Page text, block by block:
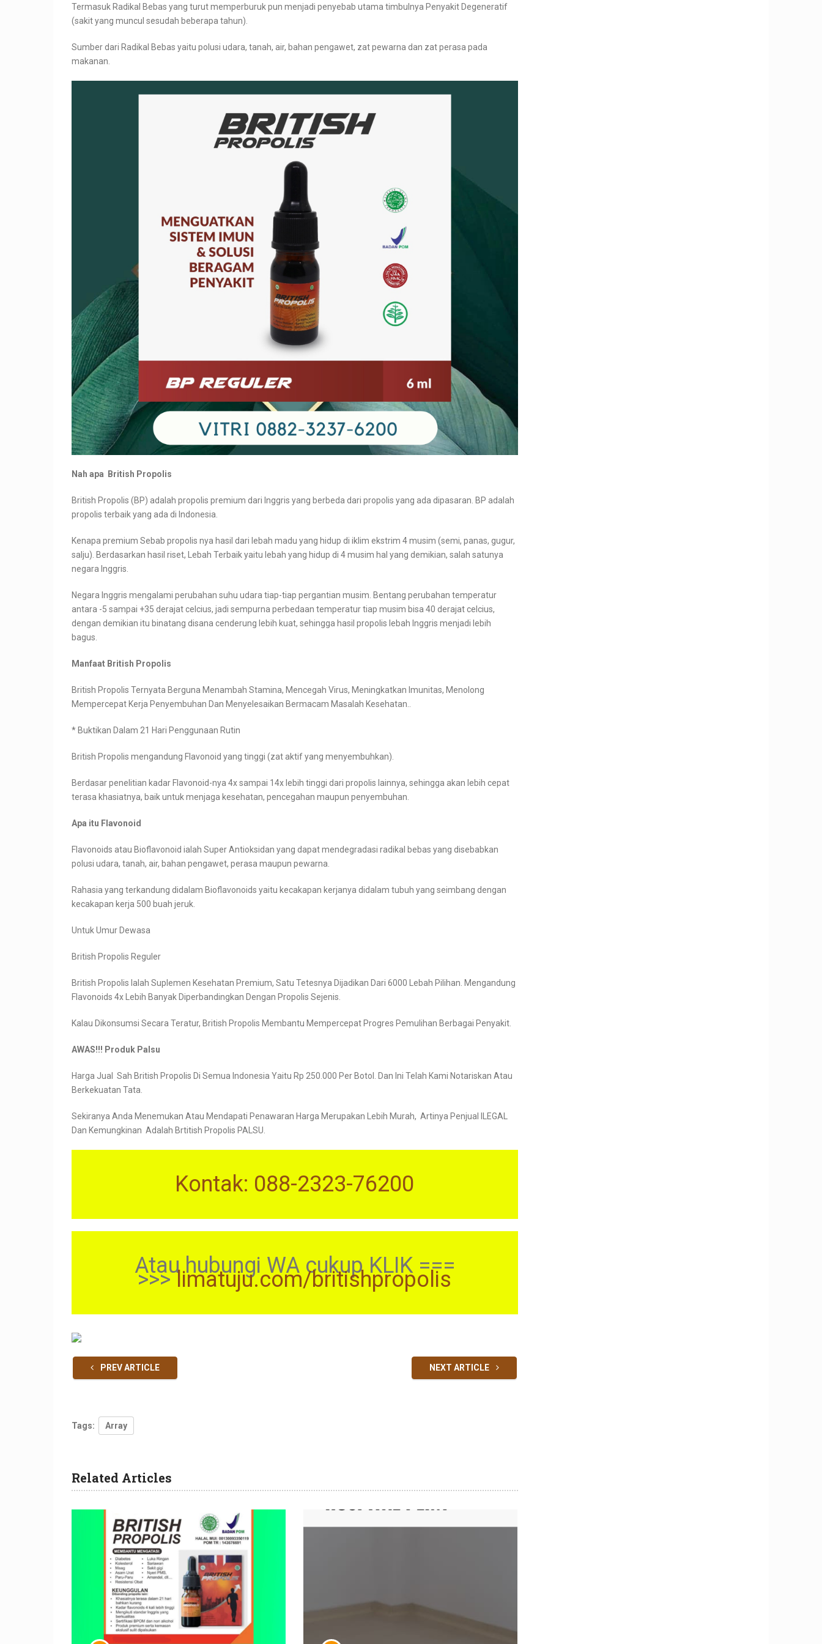
Termasuk Radikal Bebas yang turut memperburuk pun menjadi penyebab utama timbulnya Penyakit Degeneratif
(sakit yang muncul sesudah beberapa tahun).
Sumber dari Radikal Bebas yaitu polusi udara, tanah, air, bahan pengawet, zat pewarna dan zat perasa pada
makanan.
Nah apa British Propolis
British Propolis (BP) adalah propolis premium dari Inggris yang berbeda dari propolis yang ada dipasaran. BP adalah
propolis terbaik yang ada di Indonesia.
Kenapa premium Sebab propolis nya hasil dari lebah madu yang hidup di iklim ekstrim 4 musim (semi, panas, gugur,
salju). Berdasarkan hasil riset, Lebah Terbaik yaitu lebah yang hidup di 4 musim hal yang demikian, salah satunya
negara Inggris.
Negara Inggris mengalami perubahan suhu udara tiap-tiap pergantian musim. Bentang perubahan temperatur
antara -5 sampai +35 derajat celcius, jadi sempurna perbedaan temperatur tiap musim bisa 40 derajat celcius,
dengan demikian itu binatang disana cenderung lebih kuat, sehingga hasil propolis lebah Inggris menjadi lebih
bagus.
Manfaat British Propolis
British Propolis Ternyata Berguna Menambah Stamina, Mencegah Virus, Meningkatkan Imunitas, Menolong
Mempercepat Kerja Penyembuhan Dan Menyelesaikan Bermacam Masalah Kesehatan..
* Buktikan Dalam 21 Hari Penggunaan Rutin
British Propolis mengandung Flavonoid yang tinggi (zat aktif yang menyembuhkan).
Berdasar penelitian kadar Flavonoid-nya 4x sampai 14x lebih tinggi dari propolis lainnya, sehingga akan lebih cepat
terasa khasiatnya, baik untuk menjaga kesehatan, pencegahan maupun penyembuhan.
Apa itu Flavonoid
Flavonoids atau Bioflavonoid ialah Super Antioksidan yang dapat mendegradasi radikal bebas yang disebabkan
polusi udara, tanah, air, bahan pengawet, perasa maupun pewarna.
Rahasia yang terkandung didalam Bioflavonoids yaitu kecakapan kerjanya didalam tubuh yang seimbang dengan
kecakapan kerja 500 buah jeruk.
Untuk Umur Dewasa
British Propolis Reguler
British Propolis Ialah Suplemen Kesehatan Premium, Satu Tetesnya Dijadikan Dari 6000 Lebah Pilihan. Mengandung
Flavonoids 4x Lebih Banyak Diperbandingkan Dengan Propolis Sejenis.
Kalau Dikonsumsi Secara Teratur, British Propolis Membantu Mempercepat Progres Pemulihan Berbagai Penyakit.
AWAS!!! Produk Palsu
Harga Jual Sah British Propolis Di Semua Indonesia Yaitu Rp 250.000 Per Botol. Dan Ini Telah Kami Notariskan Atau
Berkekuatan Tata.
Sekiranya Anda Menemukan Atau Mendapati Penawaran Harga Merupakan Lebih Murah, Artinya Penjual ILEGAL
Dan Kemungkinan Adalah Brtitish Propolis PALSU.
Kontak: 088-2323-76200
Atau hubungi WA cukup KLIK ===
>>>limatuju.com/britishpropolis
PREV ARTICLE NEXT ARTICLE
Tags: Array
Related Articles